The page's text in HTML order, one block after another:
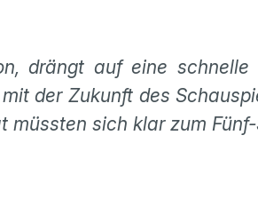
drängt auf eine
der Zukunft des
sich klar zum